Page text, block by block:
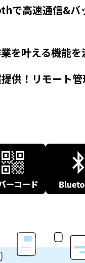
で高速通信&バ
を叶える機能を
供！リモート